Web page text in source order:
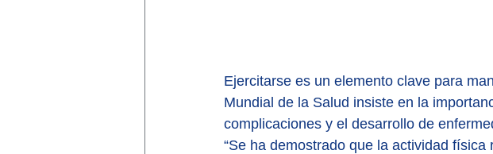
Ejercitarse es un elemento clave para
Mundial de la Salud insiste en la
complicaciones y el desarrollo de
“Se ha demostrado que la actividad